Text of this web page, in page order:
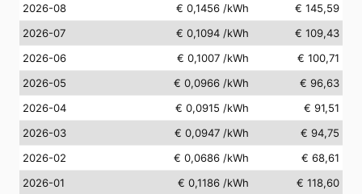
2026-08 € 0,1456 /kWh
€ 145,59
2026-07
€ 0,1094 /kWh
€ 109,43
2026-06
€ 0,1007 /kWh
€ 100,71
2026-05
€ 0,0966 /kWh
€ 96,63
2026-04
€ 0,0915 /kWh
€ 91,51
2026-03
€ 0,0947 /kWh
€ 94,75
2026-02
€ 0,0686 /kWh
€ 68,61
2026-01
€ 0,1186 /kWh
€ 118,60